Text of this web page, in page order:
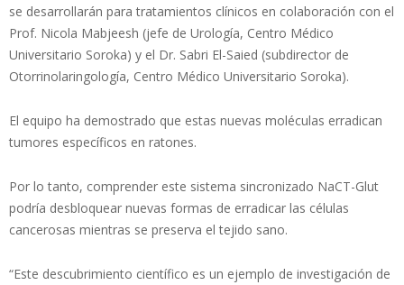
se desarrollarán para tratamientos clínicos en colaboración con el
Prof. Nicola Mabjeesh (jefe de Urología, Centro Médico
Universitario Soroka) y el Dr. Sabri El-Saied (subdirector de
Otorrinolaringología, Centro Médico Universitario Soroka).
El equipo ha demostrado que estas nuevas moléculas erradican
tumores específicos en ratones.
Por lo tanto, comprender este sistema sincronizado NaCT-Glut
podría desbloquear nuevas formas de erradicar las células
cancerosas mientras se preserva el tejido sano.
“Este descubrimiento científico es un ejemplo de investigación de